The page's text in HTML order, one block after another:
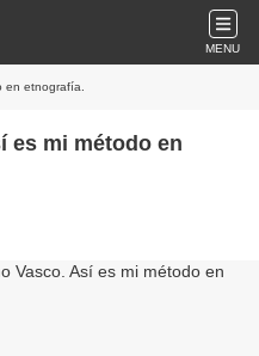
MENU
en etnografía.
es mi método en